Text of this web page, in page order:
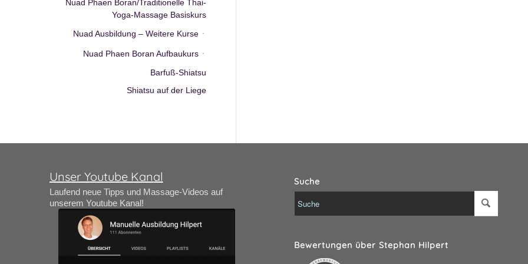
Nuad Phaen Boran/Traditionelle Thai-
Yoga-Massage Basiskurs
Nuad Ausbildung – Weitere Kurse
Nuad Phaen Boran Aufbaukurs
Barfuß-Shiatsu
Shiatsu auf der Liege
Unser Youtube Kanal
Laufend neue Tipps und Massage-Videos auf
unserem Youtube Kanal!
Suche
Bewertungen über Stephan Hilpert